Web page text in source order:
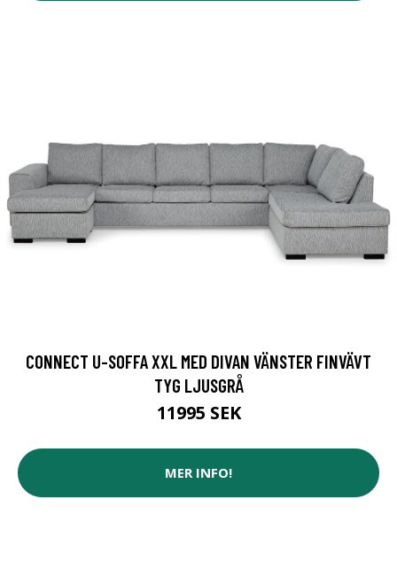
CONNECT U-SOFFA XXL MED DIVAN VÄNSTER FINVÄVT
TYG LJUSGRÅ
11995 SEK
MER INFO!